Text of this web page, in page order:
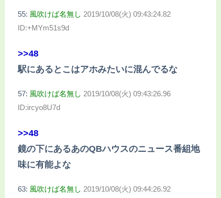
55: 風吹けば名無し 2019/10/08(火) 09:43:24.82
ID:+MYm51s9d
>>48
駅にあるとこはアホみたいに混んでるな
57: 風吹けば名無し 2019/10/08(火) 09:43:26.96
ID:ircyo8U7d
>>48
鏡の下にあるあのQBハウスのニュース番組地
味に有能よな
63: 風吹けば名無し 2019/10/08(火) 09:44:26.92